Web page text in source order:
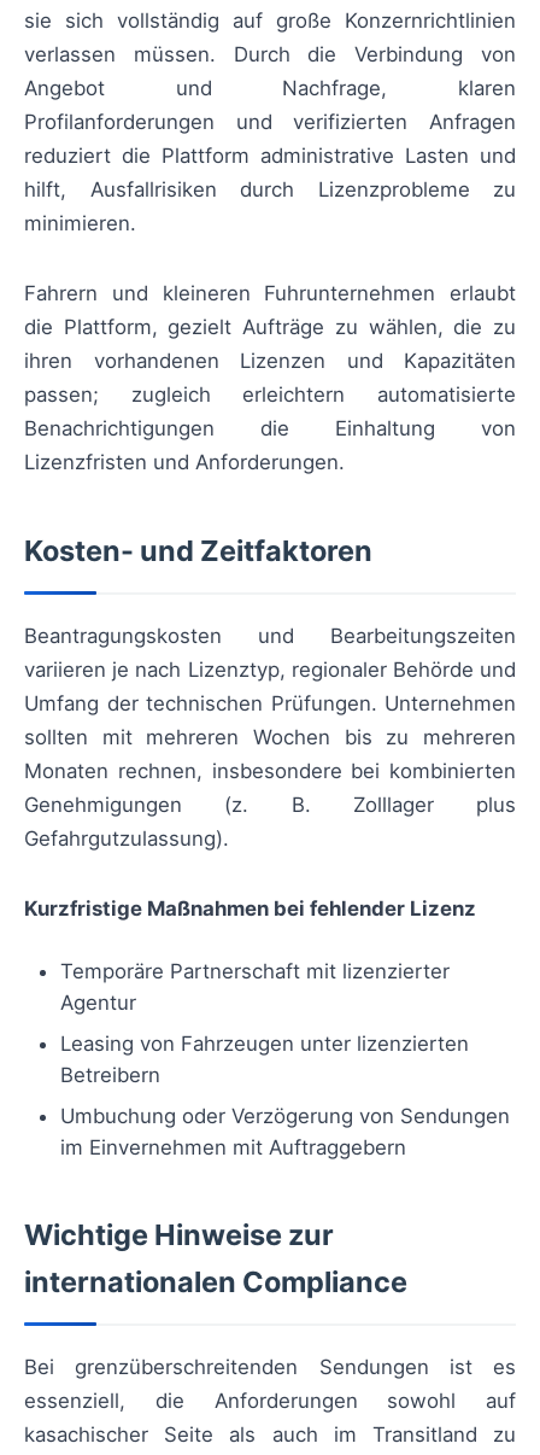
sie sich vollständig auf große Konzernrichtlinien
verlassen müssen. Durch die Verbindung von
Angebot und Nachfrage, klaren
Profilanforderungen und verifizierten Anfragen
reduziert die Plattform administrative Lasten und
hilft, Ausfallrisiken durch Lizenzprobleme zu
minimieren.
Fahrern und kleineren Fuhrunternehmen erlaubt
die Plattform, gezielt Aufträge zu wählen, die zu
ihren vorhandenen Lizenzen und Kapazitäten
passen; zugleich erleichtern automatisierte
Benachrichtigungen die Einhaltung von
Lizenzfristen und Anforderungen.
Kosten- und Zeitfaktoren
Beantragungskosten und Bearbeitungszeiten
variieren je nach Lizenztyp, regionaler Behörde und
Umfang der technischen Prüfungen. Unternehmen
sollten mit mehreren Wochen bis zu mehreren
Monaten rechnen, insbesondere bei kombinierten
Genehmigungen (z. B. Zolllager plus
Gefahrgutzulassung).
Kurzfristige Maßnahmen bei fehlender Lizenz
Temporäre Partnerschaft mit lizenzierter
Agentur
Leasing von Fahrzeugen unter lizenzierten
Betreibern
Umbuchung oder Verzögerung von Sendungen
im Einvernehmen mit Auftraggebern
Wichtige Hinweise zur
internationalen Compliance
Bei grenzüberschreitenden Sendungen ist es
essenziell, die Anforderungen sowohl auf
kasachischer Seite als auch im Transitland zu